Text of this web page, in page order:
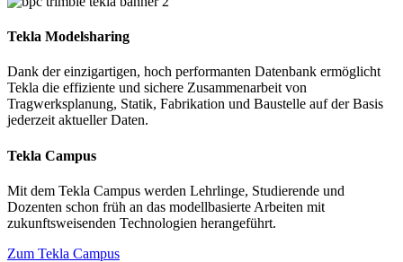
Tekla Modelsharing
Dank der einzigartigen, hoch performanten Datenbank ermöglicht
Tekla die effiziente und sichere Zusammenarbeit von
Tragwerksplanung, Statik, Fabrikation und Baustelle auf der Basis
jederzeit aktueller Daten.
Tekla Campus
Mit dem Tekla Campus werden Lehrlinge, Studierende und
Dozenten schon früh an das modellbasierte Arbeiten mit
zukunftsweisenden Technologien herangeführt.
Zum Tekla Campus